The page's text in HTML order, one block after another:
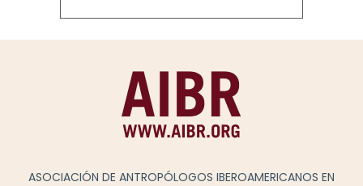
ASOCIACIÓN DE ANTROPÓLOGOS IBEROAMERICANOS EN